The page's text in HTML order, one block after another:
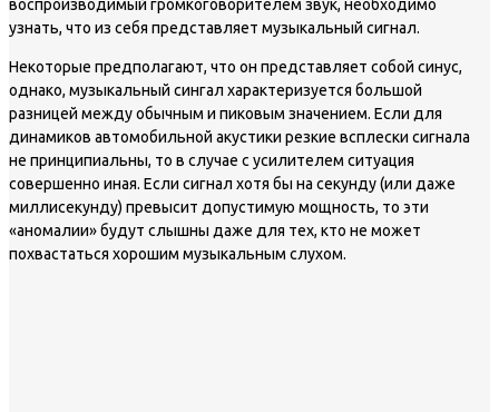
воспроизводимый громкоговорителем звук, необходимо
узнать, что из себя представляет музыкальный сигнал.
Некоторые предполагают, что он представляет собой синус,
однако, музыкальный сингал характеризуется большой
разницей между обычным и пиковым значением. Если для
динамиков автомобильной акустики резкие всплески сигнала
не принципиальны, то в случае с усилителем ситуация
совершенно иная. Если сигнал хотя бы на секунду (или даже
миллисекунду) превысит допустимую мощность, то эти
«аномалии» будут слышны даже для тех, кто не может
похвастаться хорошим музыкальным слухом.